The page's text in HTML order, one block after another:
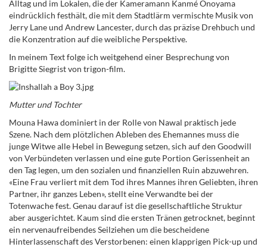
Alltag und im Lokalen, die der Kameramann Kanmé Onoyama
eindrücklich festhält, die mit dem Stadtlärm vermischte Musik von
Jerry Lane und Andrew Lancester, durch das präzise Drehbuch und
die Konzentration auf die weibliche Perspektive.
In meinem Text folge ich weitgehend einer Besprechung von
Brigitte Siegrist von trigon-film.
Mutter und Tochter
Mouna Hawa dominiert in der Rolle von Nawal praktisch jede
Szene. Nach dem plötzlichen Ableben des Ehemannes muss die
junge Witwe alle Hebel in Bewegung setzen, sich auf den Goodwill
von Verbündeten verlassen und eine gute Portion Gerissenheit an
den Tag legen, um den sozialen und finanziellen Ruin abzuwehren.
«Eine Frau verliert mit dem Tod ihres Mannes ihren Geliebten, ihren
Partner, ihr ganzes Leben», stellt eine Verwandte bei der
Totenwache fest. Genau darauf ist die gesellschaftliche Struktur
aber ausgerichtet. Kaum sind die ersten Tränen getrocknet, beginnt
ein nervenaufreibendes Seilziehen um die bescheidene
Hinterlassenschaft des Verstorbenen: einen klapprigen Pick-up und